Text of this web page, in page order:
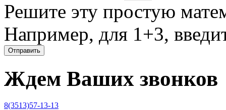
Решите эту простую
Например, для 1+3,
Ждем Ваших звонков
8(3513)57-13-13